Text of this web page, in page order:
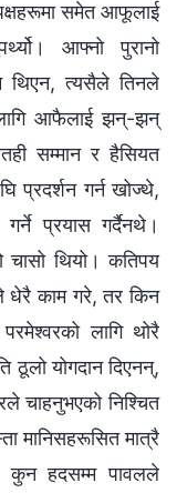
समेत आफूलाई
आफ्‍नो पुरानो
थिएन, त्यसैले तिनले
आफैलाई झन्-झन्
सम्‍मान र हैसियत
प्रदर्शन गर्न खोज्थे,
प्रयास गर्दैनथे।
चासो थियो। कतिपय
धेरै काम गरे, तर किन
लागि थोरै
ठूलो योगदान दिएनन्,
चाहनुभएको निश्‍चित
मानिसहरूसित मात्रै
कुन हदसम्‍म पावलले